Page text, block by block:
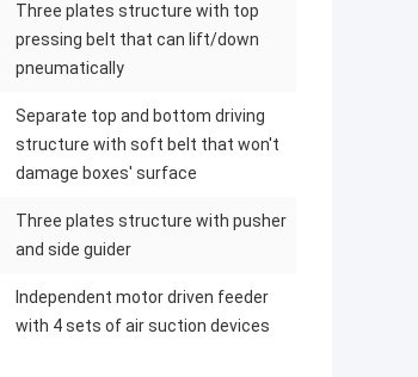
Three plates structure with top
pressing belt that can lift/down
pneumatically
Separate top and bottom driving
structure with soft belt that won't
damage boxes' surface
Three plates structure with pusher
and side guider
Independent motor driven feeder
with 4 sets of air suction devices